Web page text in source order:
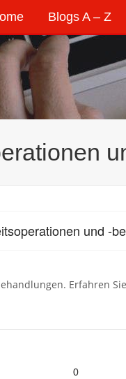
Blogs A – Z
und -
Erfahren
0